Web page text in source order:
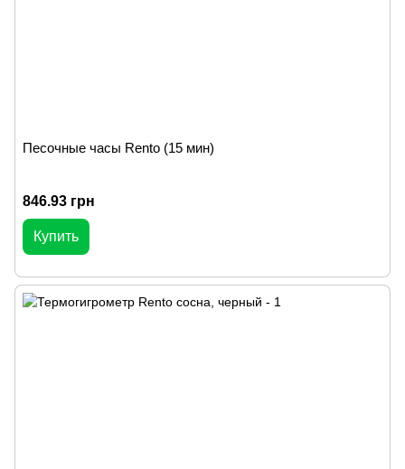
Песочные часы Rento (15 мин)
846.93 грн
Купить